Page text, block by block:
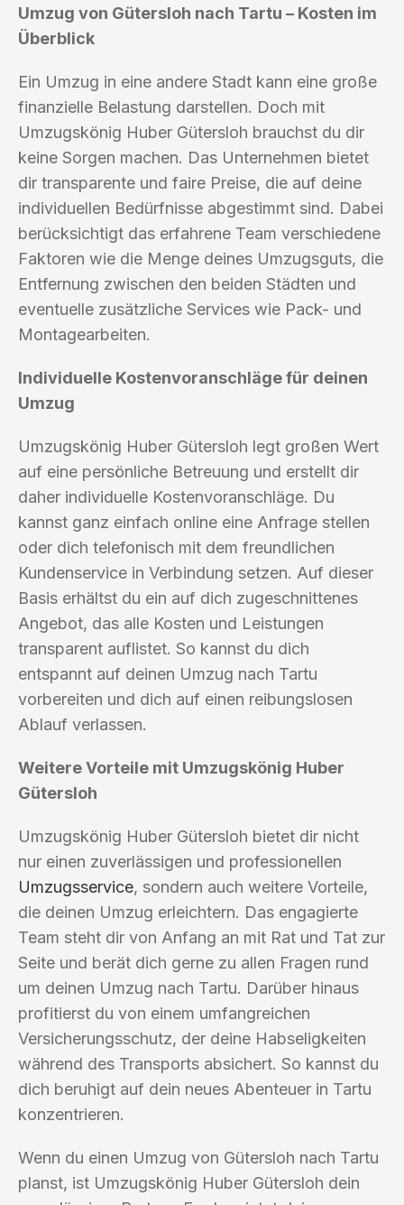
Umzug von Gütersloh nach Tartu – Kosten im
Überblick
Ein Umzug in eine andere Stadt kann eine große
finanzielle Belastung darstellen. Doch mit
Umzugskönig Huber Gütersloh brauchst du dir
keine Sorgen machen. Das Unternehmen bietet
dir transparente und faire Preise, die auf deine
individuellen Bedürfnisse abgestimmt sind. Dabei
berücksichtigt das erfahrene Team verschiedene
Faktoren wie die Menge deines Umzugsguts, die
Entfernung zwischen den beiden Städten und
eventuelle zusätzliche Services wie Pack- und
Montagearbeiten.
Individuelle Kostenvoranschläge für deinen
Umzug
Umzugskönig Huber Gütersloh legt großen Wert
auf eine persönliche Betreuung und erstellt dir
daher individuelle Kostenvoranschläge. Du
kannst ganz einfach online eine Anfrage stellen
oder dich telefonisch mit dem freundlichen
Kundenservice in Verbindung setzen. Auf dieser
Basis erhältst du ein auf dich zugeschnittenes
Angebot, das alle Kosten und Leistungen
transparent auflistet. So kannst du dich
entspannt auf deinen Umzug nach Tartu
vorbereiten und dich auf einen reibungslosen
Ablauf verlassen.
Weitere Vorteile mit Umzugskönig Huber
Gütersloh
Umzugskönig Huber Gütersloh bietet dir nicht
nur einen zuverlässigen und professionellen
Umzugsservice, sondern auch weitere Vorteile,
die deinen Umzug erleichtern. Das engagierte
Team steht dir von Anfang an mit Rat und Tat zur
Seite und berät dich gerne zu allen Fragen rund
um deinen Umzug nach Tartu. Darüber hinaus
profitierst du von einem umfangreichen
Versicherungsschutz, der deine Habseligkeiten
während des Transports absichert. So kannst du
dich beruhigt auf dein neues Abenteuer in Tartu
konzentrieren.
Wenn du einen Umzug von Gütersloh nach Tartu
planst, ist Umzugskönig Huber Gütersloh dein